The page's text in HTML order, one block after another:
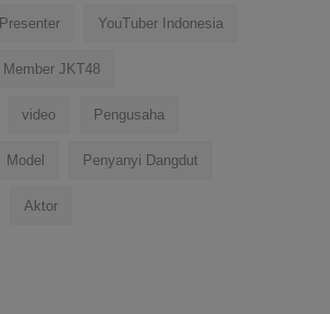
Presenter YouTuber Indonesia
Member JKT48
video Pengusaha
Model Penyanyi Dangdut
Aktor